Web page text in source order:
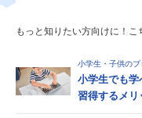
もっと知りたい方向けに！こ
小学生・子供の
小学生でも学
習得するメリ